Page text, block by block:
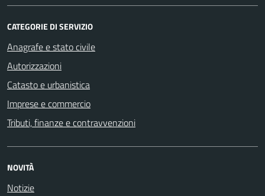
CATEGORIE DI SERVIZIO
Anagrafe e stato civile
Autorizzazioni
Catasto e urbanistica
Imprese e commercio
Tributi, finanze e contravvenzioni
NOVITÀ
Notizie